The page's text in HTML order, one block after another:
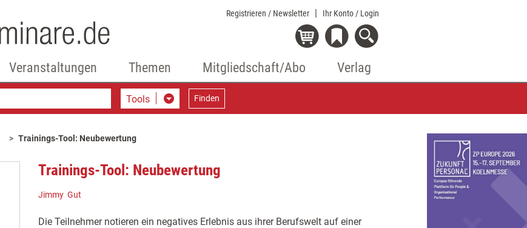
Registrieren / Newsletter Ihr Konto / Login
Veranstaltungen Themen Mitgliedschaft/Abo Verlag
Tools Finden
Trainings-Tool: Neubewertung
Trainings-Tool: Neubewertung
Jimmy Gut
Die Teilnehmer notieren ein negatives Erlebnis aus ihrer Berufswelt auf einer